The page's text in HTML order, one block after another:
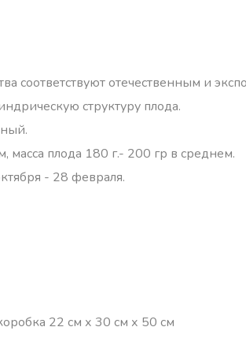
соответствуют отечественным и
структуру плода.
масса плода 180 г.- 200 гр в среднем.
- 28 февраля.
22 см х 30 см х 50 см